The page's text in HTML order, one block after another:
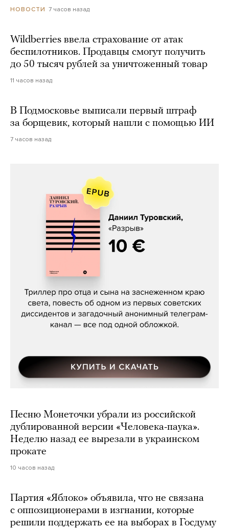
НОВОСТИ 7 часов назад
Wildberries ввела страхование от атак
беспилотников. Продавцы смогут получить
до 50 тысяч рублей за уничтоженный товар
11 часов назад
В Подмосковье выписали первый штраф
за борщевик, который нашли с помощью ИИ
7 часов назад
Даниил Туровский, «Разрыв»
Песню Монеточки убрали из российской
дублированной версии «Человека-паука».
Неделю назад ее вырезали в украинском
прокате
10 часов назад
Партия «Яблоко» объявила, что не связана
с оппозиционерами в изгнании, которые
решили поддержать ее на выборах в Госдуму